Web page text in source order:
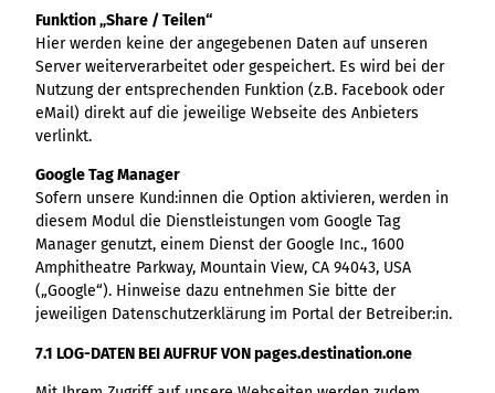
Funktion „Share / Teilen“
Hier werden keine der angegebenen Daten auf unseren
Server weiterverarbeitet oder gespeichert. Es wird bei der
Nutzung der entsprechenden Funktion (z.B. Facebook oder
eMail) direkt auf die jeweilige Webseite des Anbieters
verlinkt.
Google Tag Manager
Sofern unsere Kund:innen die Option aktivieren, werden in
diesem Modul die Dienstleistungen vom Google Tag
Manager genutzt, einem Dienst der Google Inc., 1600
Amphitheatre Parkway, Mountain View, CA 94043, USA
(„Google“). Hinweise dazu entnehmen Sie bitte der
jeweiligen Datenschutzerklärung im Portal der Betreiber:in.
7.1 LOG-DATEN BEI AUFRUF VON pages.destination.one